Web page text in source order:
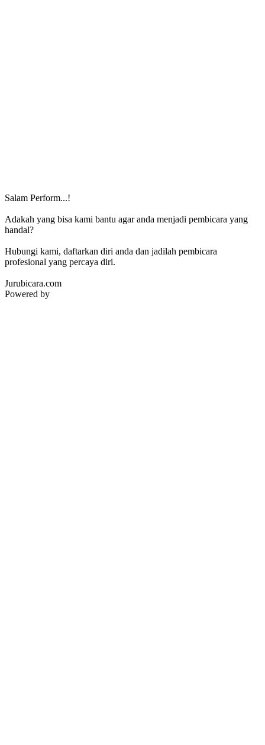
Salam Perform...!
Adakah yang bisa kami bantu agar anda menjadi pembicara yang
handal?
Hubungi kami, daftarkan diri anda dan jadilah pembicara
profesional yang percaya diri.
Jurubicara.com
Powered by